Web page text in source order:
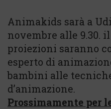
Animakids sarà a
novembre alle 9.30.
proiezioni saranno
esperto di
bambini alle
d’animazione.
Prossimamente per